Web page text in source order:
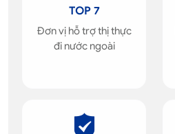
TOP 7
Đơn vị hỗ trợ thị thực
đi nước ngoài